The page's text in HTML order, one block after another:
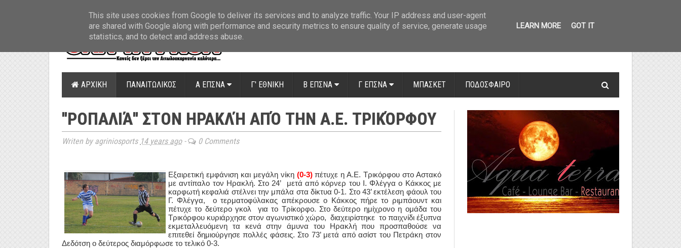
ΑΡΧΙΚΗ ΠΑΝΑΙΤΩΛΙΚΟΣ Α ΕΠΣΝΑ Γ' ΕΘΝΙΚΗ Β ΕΠΣΝΑ Γ ΕΠΣΝΑ ΜΠΑΣΚΕΤ ΠΟΔΟΣΦΑΙΡΟ
''ΡΟΠΑΛΙΆ'' ΣΤΟΝ ΗΡΑΚΛΉ ΑΠΌ ΤΗΝ Α.Ε. ΤΡΙΚΌΡΦΟΥ
Writen by agriniosports 14 years ago- 0 Comments
Εξαιρετική εμφάνιση και μεγάλη νίκη (0-3)πέτυχε η Α.Ε. Τρικόρφου στο Αστακό
με αντίπαλο τον Ηρακλή. Στο 24’ μετά από κόρνερ του Ι. Φλέγγα ο Κάκκος με
καρφωτή κεφαλιά στέλνει την μπάλα στα δίκτυα 0-1. Στο 43’ εκτέλεση φάουλ του
Γ. Φλέγγα, ο τερματοφύλακας απέκρουσε ο Κάκκος πήρε το ριμπάουντ και
πέτυχε το δεύτερο γκολ για το Τρίκορφο. Στο δεύτερο ημίχρονο η ομάδα του
Τρικόρφου κυριάρχησε στον αγωνιστικό χώρο, διαχειρίστηκε το παιχνίδι έξυπνα
εκμεταλλευόμενη τα κενά στην άμυνα του Ηρακλή που προσπαθούσε να
επιτεθεί δημιούργησε πολλές φάσεις. Στο 73’ μετά από ασίστ του Πετράκη στον
Δεδότση ο δεύτερος διαμόρφωσε το τελικό 0-3.
This site uses cookies from Google to deliver its services and to analyze traffic. Your IP address and user-agent
are shared with Google along with performance and security metrics to ensure quality of service, generate usage
statistics, and to detect and address abuse.
LEARN MORE GOT IT